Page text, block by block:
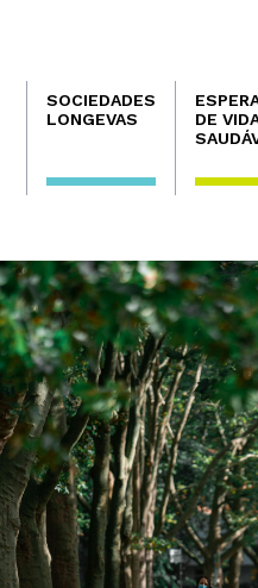
Navegación
principal
SOCIEDADES
LONGEVAS
DE